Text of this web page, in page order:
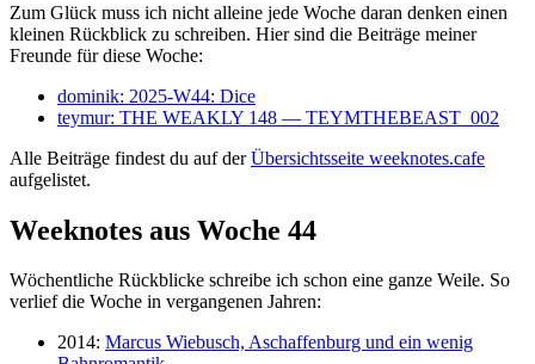
Zum Glück muss ich nicht alleine jede Woche daran denken einen
kleinen Rückblick zu schreiben. Hier sind die Beiträge meiner
Freunde für diese Woche:
dominik: 2025-W44: Dice
teymur: THE WEAKLY 148 — TEYMTHEBEAST_002
Alle Beiträge findest du auf derÜbersichtsseite weeknotes.cafe
aufgelistet.
Weeknotes aus Woche 44
Wöchentliche Rückblicke schreibe ich schon eine ganze Weile. So
verlief die Woche in vergangenen Jahren:
2014: Marcus Wiebusch, Aschaffenburg und ein wenig